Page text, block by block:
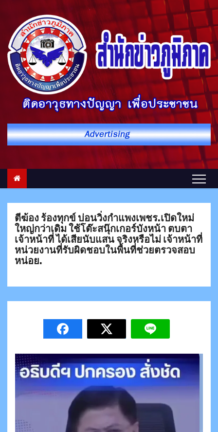
t
ตีฆ้อง ร้องทุกข์ บ่อนวิ่งกำแพงเพชร.เปิดใหม่
ใหญ่กว่าเดิม ใช้โต๊ะสนุ๊กเกอร์บังหน้า ตบตา
เจ้าหน้าที่ ได้เสียนับแสน จริงหรือไม่ เจ้าหน้าที่
หน่วยงานที่รับผิดชอบในพื้นที่ช่วยตรวจสอบ
หน่อย.